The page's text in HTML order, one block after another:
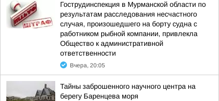
Гострудинспекция в Мурманской области по
результатам расследования несчастного
случая, произошедшего на борту судна с
работником рыбной компании, привлекла
Общество к административной
ответственности
Вчера, 20:05
Тайны заброшенного научного центра на
берегу Баренцева моря